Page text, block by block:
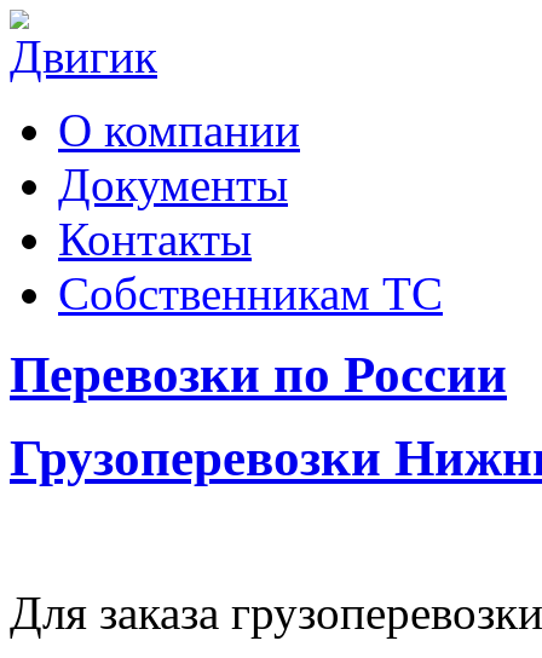
О компании
Документы
Контакты
Собственникам ТС
Перевозки по России
Грузоперевозки
Для заказа